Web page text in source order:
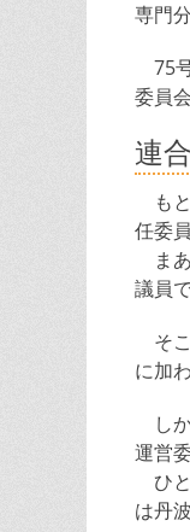
専門
75
委員
連
も
任委
ま
議員
そこ
に加
し
運営
ひ
は丹